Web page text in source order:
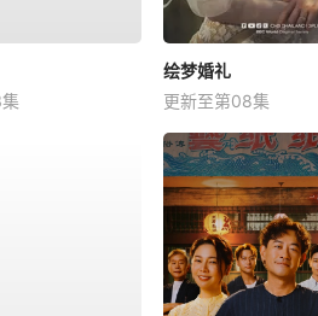
绘梦婚礼
更新至第08集